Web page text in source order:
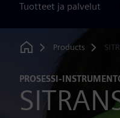
Tuotteet ja palvelut
Home
Products
PROSESSI-